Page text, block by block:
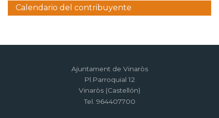
Menú
Calendario del contribuyente
Ajuntament de Vinaròs
Pl.Parroquial 12
Vinaròs (Castellón)
Tel. 964407700